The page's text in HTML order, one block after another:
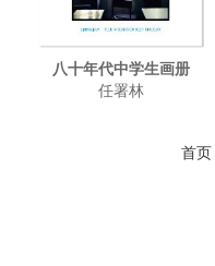
八十年代中学生画册
任署林
首页